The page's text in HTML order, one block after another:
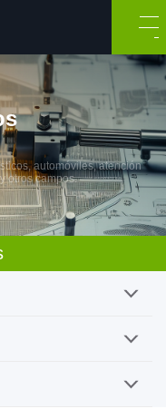
automóviles, atención
otros campos.